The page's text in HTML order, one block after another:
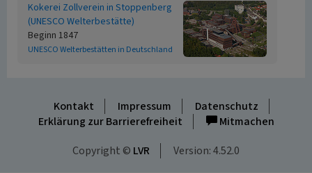
Kokerei Zollverein in Stoppenberg
(UNESCO Welterbestätte)
Beginn 1847
UNESCO Welterbestätten in Deutschland
Kontakt Impressum
Datenschutz
Erklärung zur Barrierefreiheit
Mitmachen
Copyright © LVR Version: 4.52.0